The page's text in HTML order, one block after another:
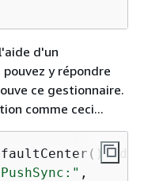
d'un
y répondre
ce gestionnaire.
comme ceci...
,